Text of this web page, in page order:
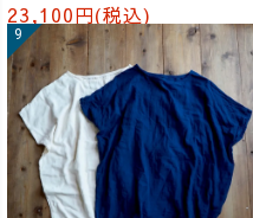
23,100円(税込)